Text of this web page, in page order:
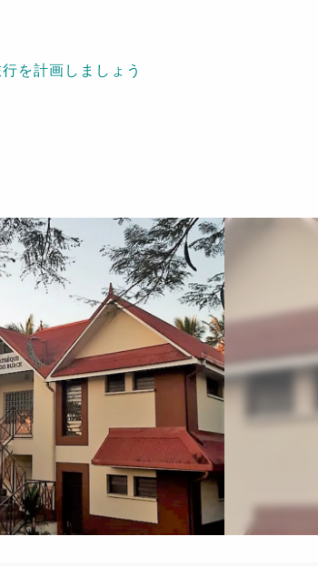
を計画しましょう